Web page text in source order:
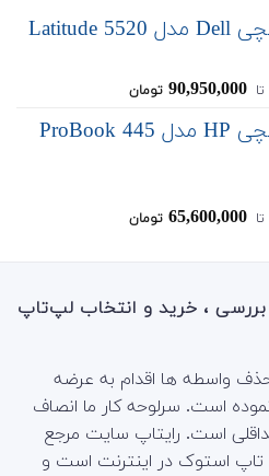
‌ تا ‌ 90,950,000 تومان
لپ تاپ 14 اینچی HP مدل ProBook 445
‌ تا ‌ 65,600,000 تومان
بررسی ، خرید و انتخاب لپ‌تاپ
حذف واسطه ها اقدام به عرضه
است. سرلوحه کار ما انصاف
است. رایتاپ سایت مرجع
استوک در اینترنت است و